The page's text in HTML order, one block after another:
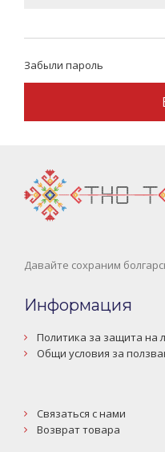
Забыли пароль
Давайте сохраним
Информация
Политика за защита на
Общи условия за
Связаться с нами
Возврат товара